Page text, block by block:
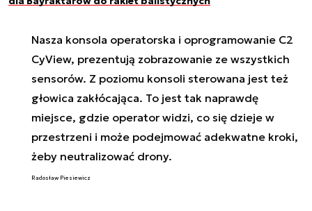
Nasza konsola operatorska i oprogramowanie C2
CyView, prezentują zobrazowanie ze wszystkich
sensorów. Z poziomu konsoli sterowana jest też
głowica zakłócająca. To jest tak naprawdę
miejsce, gdzie operator widzi, co się dzieje w
przestrzeni i może podejmować adekwatne kroki,
żeby neutralizować drony.
Radosław Piesiewicz